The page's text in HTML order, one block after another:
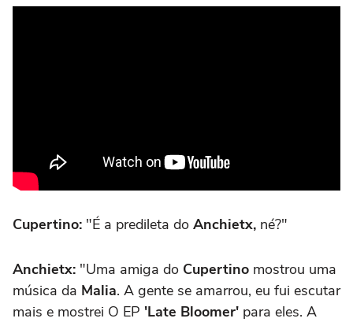
Cupertino: "É a predileta do Anchietx, né?"
Anchietx: "Uma amiga do Cupertino mostrou uma
música da Malia. A gente se amarrou, eu fui escutar
mais e mostrei O EP 'Late Bloomer' para eles. A